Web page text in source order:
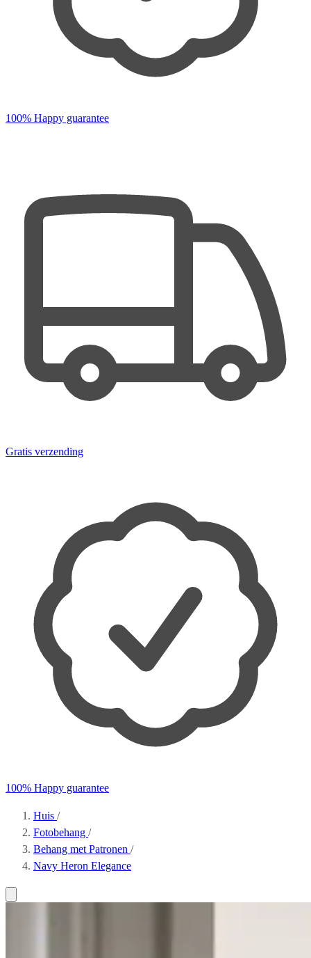
100% Happy guarantee
Gratis verzending
100% Happy guarantee
Huis /
Fotobehang /
Behang met Patronen /
Navy Heron Elegance